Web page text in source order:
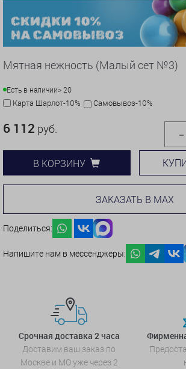
Мятная нежность (Малый сет №3)
Есть в наличии> 20
Карта Шарлот-10% Самовывоз-10%
6 112 руб.
В КОРЗИНУ
ЗАКАЗАТЬ В MAX
Поделиться:
Напишите нам в мессенджеры:
Срочная доставка 2 часа
Доставим ваш заказ по
Москве и МО уже через 2